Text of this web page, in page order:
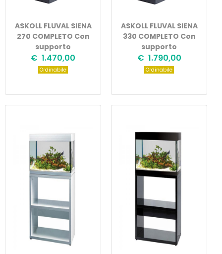
ASKOLL FLUVAL SIENA
270 COMPLETO Con
supporto
€ 1.470,00
Ordinabile
ASKOLL FLUVAL SIENA
330 COMPLETO Con
supporto
€ 1.790,00
Ordinabile